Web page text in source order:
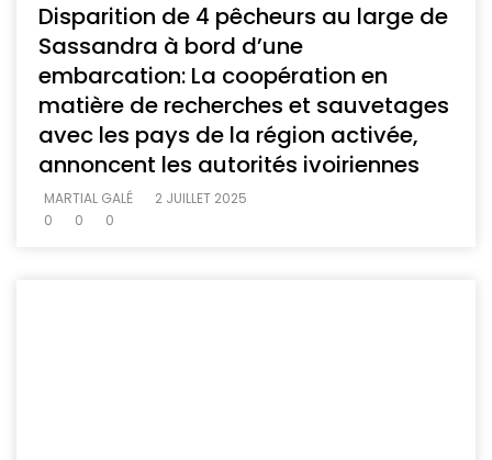
Disparition de 4 pêcheurs au large de
Sassandra à bord d’une
embarcation: La coopération en
matière de recherches et sauvetages
avec les pays de la région activée,
annoncent les autorités ivoiriennes
MARTIAL GALÉ
2 JUILLET 2025
0
0 0